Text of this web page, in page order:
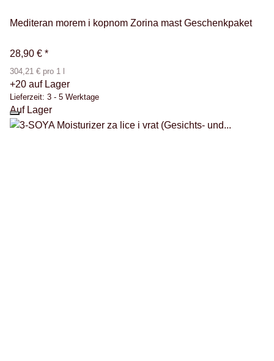
Mediteran morem i kopnom Zorina mast Geschenkpaket
28,90 € *
304,21 € pro 1 l
+20 auf Lager
Lieferzeit: 3 - 5 Werktage
Auf Lager